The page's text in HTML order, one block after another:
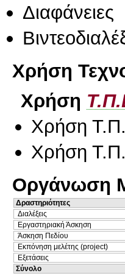
Διαφάνειες
Χρήση
Χρήση
Χρήση
Χρήση
Οργάνωση
Δραστηριότητες
Διαλέξεις
Εργαστηριακή Άσκηση
Άσκηση Πεδίου
Εκπόνηση μελέτης (project)
Εξετάσεις
Σύνολο